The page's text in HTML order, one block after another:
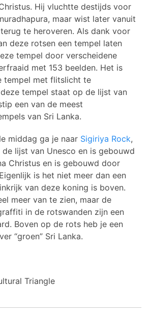
Hij vluchtte destijds voor
maar wist later vanuit
te heroveren. Als dank voor
deze rotsen een tempel laten
tempel door verscheidene
met 153 beelden. Het is
tempel met flitslicht te
tempel staat op de lijst van
een van de meest
van Sri Lanka.
middag ga je naar Sigiriya Rock,
lijst van Unesco en is gebouwd
Christus en is gebouwd door
is het niet meer dan een
van deze koning is boven.
meer van te zien, maar de
in de rotswanden zijn een
Boven op de rots heb je een
“groen” Sri Lanka.
Triangle